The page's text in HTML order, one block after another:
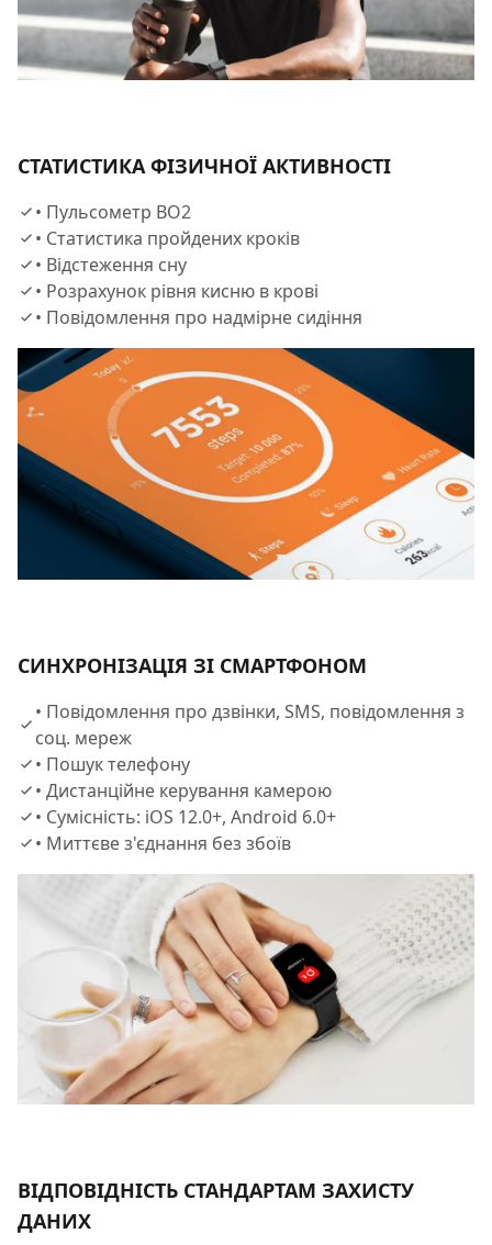
СТАТИСТИКА ФІЗИЧНОЇ АКТИВНОСТІ
• Пульсометр BO2
• Статистика пройдених кроків
• Відстеження сну
• Розрахунок рівня кисню в крові
• Повідомлення про надмірне сидіння
СИНХРОНІЗАЦІЯ ЗІ СМАРТФОНОМ
• Повідомлення про дзвінки, SMS, повідомлення з
соц. мереж
• Пошук телефону
• Дистанційне керування камерою
• Сумісність: iOS 12.0+, Android 6.0+
• Миттєве з'єднання без збоїв
ВІДПОВІДНІСТЬ СТАНДАРТАМ ЗАХИСТУ
ДАНИХ